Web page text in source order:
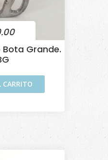
Bota Grande.
CARRITO